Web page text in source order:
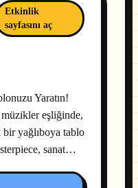
Etkinlik
sayfasını aç
Yaratın!
eşliğinde,
bir yağlıboya tablo
sanat…